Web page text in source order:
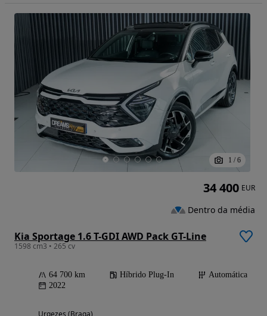
1 / 6
Kia Sportage 1.6 T-GDI AWD Pack GT-Line
1598 cm3 • 265 cv
64 700 km Híbrido Plug-In
Automática
2022
34 400 EUR
Dentro da média